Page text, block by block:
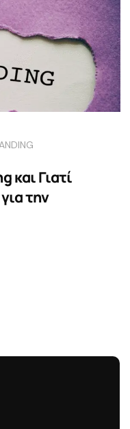
και Γιατί
την